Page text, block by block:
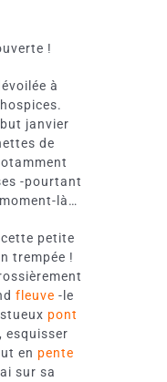
!
à
janvier
de
-pourtant
là…
cette petite
trempée !
fleuve -le
pont
esquisser
en pente
sur sa